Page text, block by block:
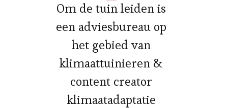
Om de tuin leiden is
een adviesbureau op
het gebied van
klimaattuinieren &
content creator
klimaatadaptatie